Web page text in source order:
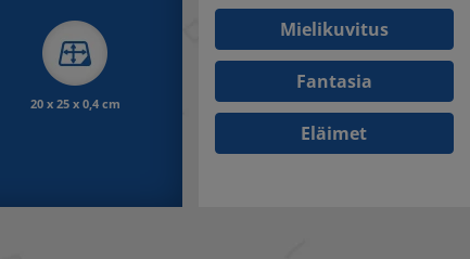
20 x 25 x 0,4 cm
Mielikuvitus
Fantasia
Eläimet